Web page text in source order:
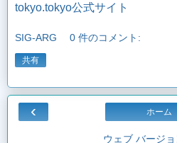
tokyo.tokyo公式サイト
SIG-ARG 0 件のコメント:
共有
‹ ホーム
ウェブ バージ